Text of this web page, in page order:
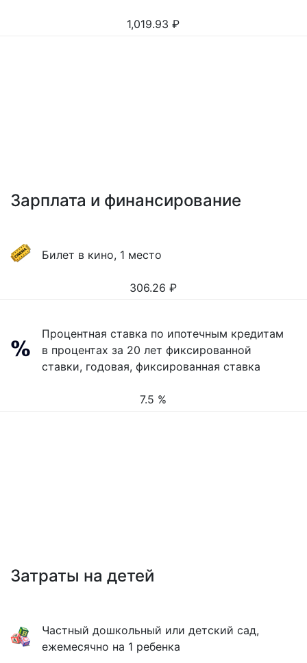
1,019.93 ₽
Зарплата и финансирование
Билет в кино, 1 место
306.26 ₽
Процентная ставка по ипотечным кредитам
в процентах за 20 лет фиксированной
ставки, годовая, фиксированная ставка
7.5 %
Затраты на детей
Частный дошкольный или детский сад,
ежемесячно на 1 ребенка